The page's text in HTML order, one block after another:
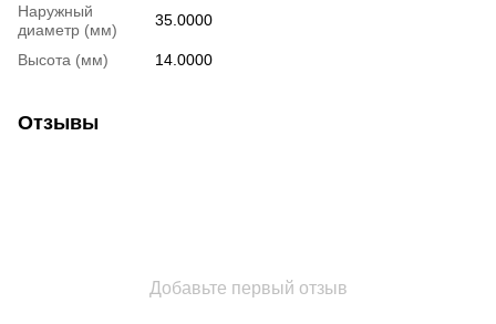
Наружный
диаметр (мм)
35.0000
Высота (мм) 14.0000
Отзывы
Добавьте первый отзыв